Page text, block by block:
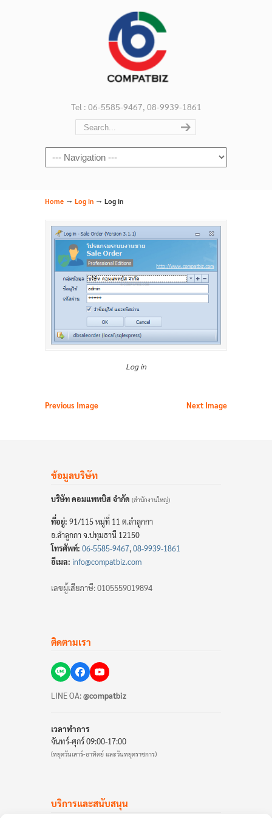
Tel : 06-5585-9467, 08-9939-1861
Navigation
Home → Log in → Log in
Log in
Previous Image Next Image
ข้อมูลบริษัท
บริษัท คอมแพทบิส จำกัด (สำนักงานใหญ่)
ที่อยู่: 91/115 หมู่ที่ 11 ต.ลำลูกกา
อ.ลำลูกกา จ.ปทุมธานี 12150
โทรศัพท์: 06-5585-9467,08-9939-1861
อีเมล: info@compatbiz.com
เลขผู้เสียภาษี: 0105559019894
ติดตามเรา
LINE OA:@compatbiz
เวลาทำการ
จันทร์-ศุกร์ 09:00-17:00
(หยุดวันเสาร์-อาทิตย์ และวันหยุดราชการ)
บริการและสนับสนุน